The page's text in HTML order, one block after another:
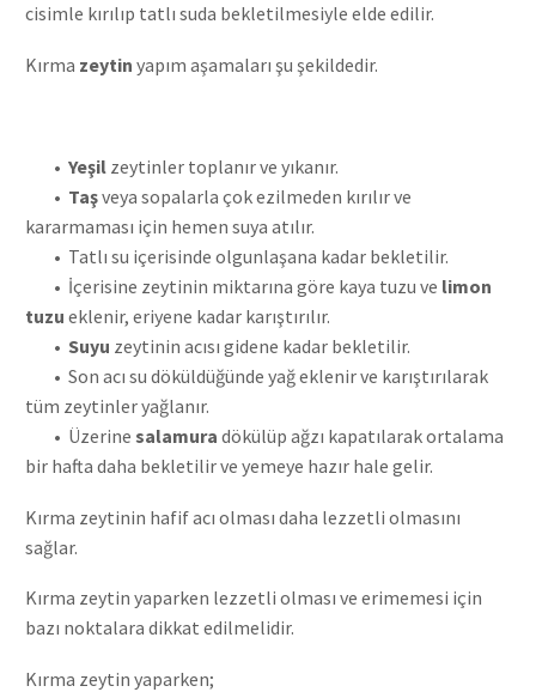
cisimle kırılıp tatlı suda bekletilmesiyle elde edilir.
Kırma zeytin yapım aşamaları şu şekildedir.
• Yeşil zeytinler toplanır ve yıkanır.
• Taşveya sopalarla çok ezilmeden kırılır ve
kararmaması için hemen suya atılır.
• Tatlı su içerisinde olgunlaşana kadar bekletilir.
• İçerisine zeytinin miktarına göre kaya tuzu ve limon
tuzu eklenir, eriyene kadar karıştırılır.
• Suyu zeytinin acısı gidene kadar bekletilir.
• Son acı su döküldüğünde yağ eklenir ve karıştırılarak
tüm zeytinler yağlanır.
• Üzerine salamura dökülüp ağzı kapatılarak ortalama
bir hafta daha bekletilir ve yemeye hazır hale gelir.
Kırma zeytinin hafif acı olması daha lezzetli olmasını
sağlar.
Kırma zeytin yaparken lezzetli olması ve erimemesi için
bazı noktalara dikkat edilmelidir.
Kırma zeytin yaparken;